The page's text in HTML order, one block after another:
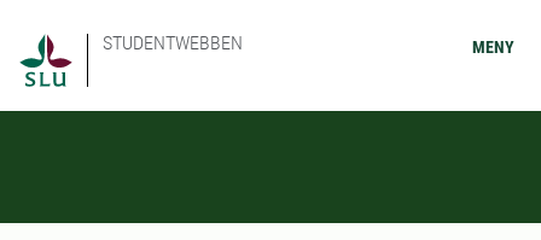
STUDENTWEBBEN MENY